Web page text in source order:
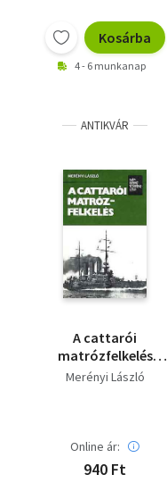
Kosárba
4 - 6 munkanap
ANTIKVÁR
A cattarói
matrózfelkelés
(népszerű történelem)
Merényi László
Online ár:
940 Ft